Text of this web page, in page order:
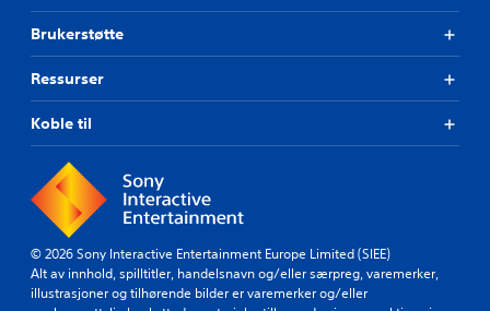
Brukerstøtte
Ressurser
Koble til
© 2026 Sony Interactive Entertainment Europe Limited (SIEE)
Alt av innhold, spilltitler, handelsnavn og/eller særpreg, varemerker,
illustrasjoner og tilhørende bilder er varemerker og/eller